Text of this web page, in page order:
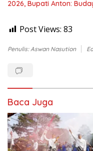
2026, Bupati Anton:
Post Views: 83
Penulis: Aswan Nasution
Baca Juga